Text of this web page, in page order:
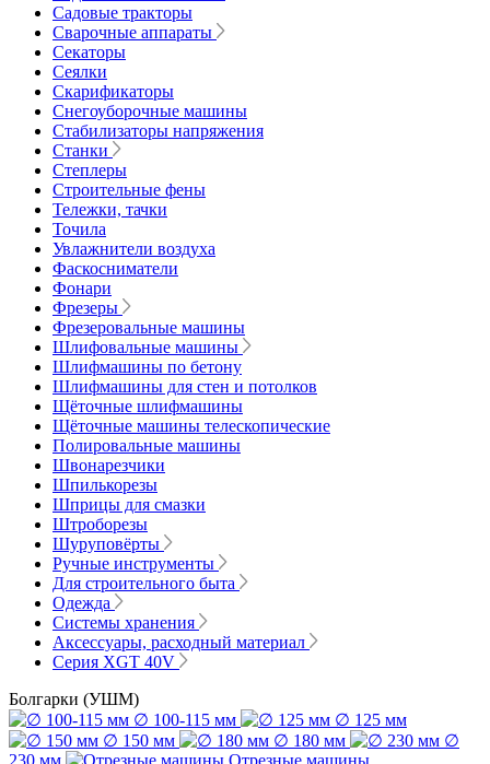
Садовые тракторы
Сварочные аппараты
Секаторы
Сеялки
Скарификаторы
Снегоуборочные машины
Стабилизаторы напряжения
Станки
Степлеры
Строительные фены
Тележки, тачки
Точила
Увлажнители воздуха
Фаскосниматели
Фонари
Фрезеры
Фрезеровальные машины
Шлифовальные машины
Шлифмашины по бетону
Шлифмашины для стен и потолков
Щёточные шлифмашины
Щёточные машины телескопические
Полировальные машины
Швонарезчики
Шпилькорезы
Шприцы для смазки
Штроборезы
Шуруповёрты
Ручные инструменты
Для строительного быта
Одежда
Системы хранения
Аксессуары, расходный материал
Серия XGT 40V
Болгарки (УШМ)
∅ 100-115 мм
∅ 125 мм
∅ 150 мм
∅ 180 мм
∅
230 мм
Отрезные машины